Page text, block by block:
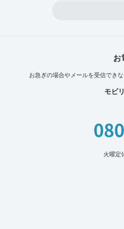
お
お急ぎの場合やメールを受信できな
モビ
火曜定